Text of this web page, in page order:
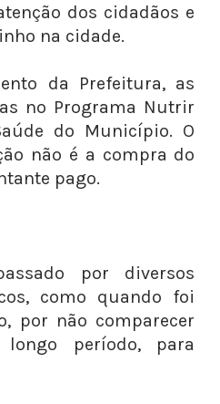
dos cidadãos e
na cidade.
da Prefeitura, as
no Programa Nutrir
do Município. O
não é a compra do
pago.
por diversos
como quando foi
por não comparecer
período, para